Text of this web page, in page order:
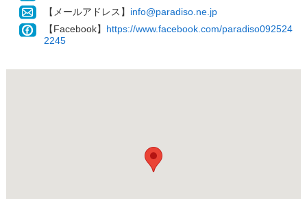
【メールアドレス】 info@paradiso.ne.jp
【Facebook】
https://www.facebook.com/paradiso092524
2245